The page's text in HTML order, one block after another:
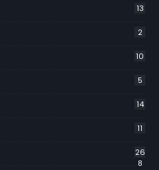
13
2
10
5
14
11
26
8